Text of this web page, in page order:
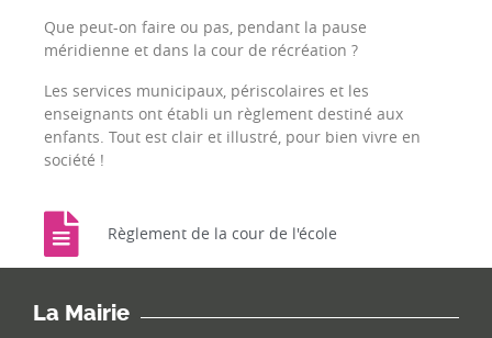
Que peut-on faire ou pas, pendant la pause
méridienne et dans la cour de récréation ?
Les services municipaux, périscolaires et les
enseignants ont établi un règlement destiné aux
enfants. Tout est clair et illustré, pour bien vivre en
société !
Règlement de la cour de l'école
La Mairie